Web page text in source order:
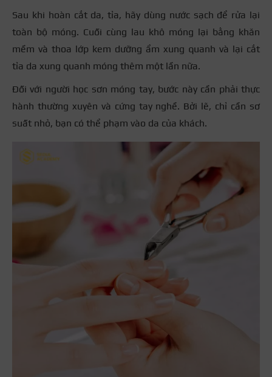
Sau khi hoàn cắt da, tỉa, hãy dùng nước sạch để rửa lại
toàn bộ móng. Cuối cùng lau khô móng lại bằng khăn
mềm và thoa lớp kem dưỡng ẩm xung quanh và lại cắt
tỉa da xung quanh móng thêm một lần nữa.
Đối với người học sơn móng tay, bước này cần phải thực
hành thường xuyên và cứng tay nghề. Bởi lẽ, chỉ cần sơ
suất nhỏ, bạn có thể phạm vào da của khách.